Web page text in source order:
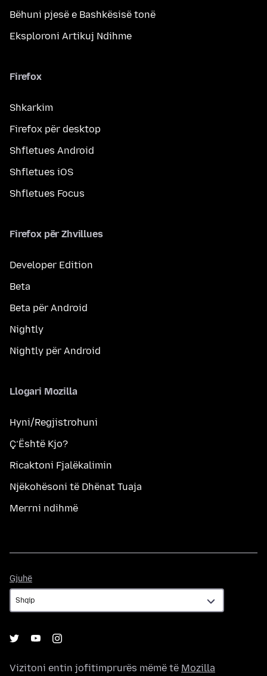
Bëhuni pjesë e Bashkësisë tonë
Eksploroni Artikuj Ndihme
Firefox
Shkarkim
Firefox për desktop
Shfletues Android
Shfletues iOS
Shfletues Focus
Firefox për Zhvillues
Developer Edition
Beta
Beta për Android
Nightly
Nightly për Android
Llogari Mozilla
Hyni/Regjistrohuni
Ç’Është Kjo?
Ricaktoni Fjalëkalimin
Njëkohësoni të Dhënat Tuaja
Merrni ndihmë
Gjuhë
Vizitoni entin jofitimprurës mëmë të Mozilla